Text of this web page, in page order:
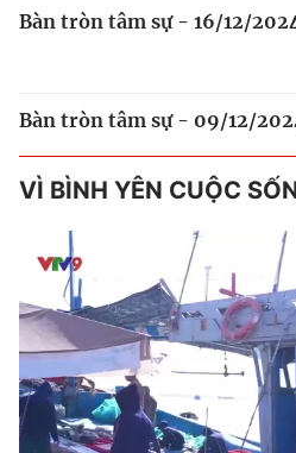
Bàn tròn tâm sự - 16/12/
Bàn tròn tâm sự - 09/12/
VÌ BÌNH YÊN CUỘC